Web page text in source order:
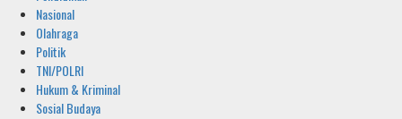
Nasional
Olahraga
Politik
TNI/POLRI
Hukum & Kriminal
Sosial Budaya